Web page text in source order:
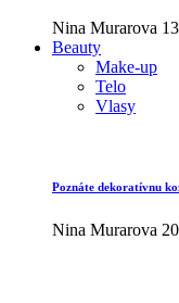
Nina Murarova
Beauty
Make-up
Telo
Vlasy
Poznáte dekoratívnu
Nina Murarova